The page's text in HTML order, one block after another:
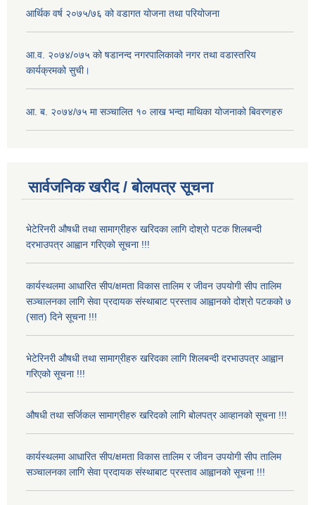
आर्थिक वर्ष २०७५/७६ को वडागत योजना तथा परियोजना
आ.व. २०७४/०७५ को षडानन्द नगरपालिकाको नगर तथा वडास्तरिय
कार्यक्रमको सुची।
आ. ब. २०७४/७५ मा सञ्चालित १० लाख भन्दा माथिका योजनाको बिवरणहरु
सार्वजनिक खरीद / बोलपत्र सूचना
भेटेरिनरी औषधी तथा सामाग्रीहरु खरिदका लागि दोश्रो पटक शिलबन्दी
दरभाउपत्र आह्वान गरिएको सूचना !!!
कार्यस्थलमा आधारित सीप/क्षमता विकास तालिम र जीवन उपयोगी सीप तालिम
सञ्चालनका लागि सेवा प्रदायक संस्थाबाट प्रस्ताव आह्वानको दोश्रो पटकको ७
(सात) दिने सूचना !!!
भेटेरिनरी औषधी तथा सामाग्रीहरु खरिदका लागि शिलबन्दी दरभाउपत्र आह्वान
गरिएको सूचना !!!
औषधी तथा सर्जिकल सामाग्रीहरु खरिदको लागि बोलपत्र आव्हानको सूचना !!!
कार्यस्थलमा आधारित सीप/क्षमता विकास तालिम र जीवन उपयोगी सीप तालिम
सञ्चालनका लागि सेवा प्रदायक संस्थाबाट प्रस्ताव आह्वानको सूचना !!!